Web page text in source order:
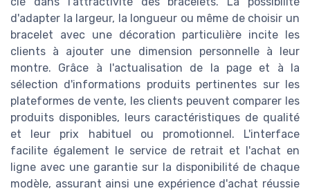
d'adapter la largeur, la longueur ou même de choisir un
bracelet avec une décoration particulière incite les
clients à ajouter une dimension personnelle à leur
montre. Grâce à l'actualisation de la page et à la
sélection d'informations produits pertinentes sur les
plateformes de vente, les clients peuvent comparer les
produits disponibles, leurs caractéristiques de qualité
et leur prix habituel ou promotionnel. L'interface
facilite également le service de retrait et l'achat en
ligne avec une garantie sur la disponibilité de chaque
modèle, assurant ainsi une expérience d'achat réussie